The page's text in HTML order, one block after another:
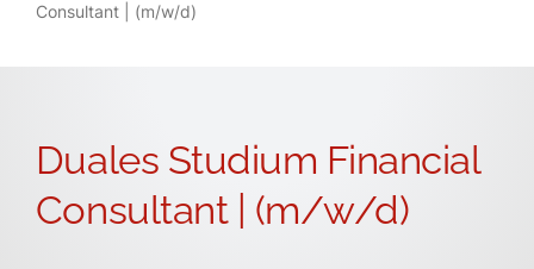
Consultant | (m/w/d)
Duales Studium Financial
Consultant | (m/w/d)